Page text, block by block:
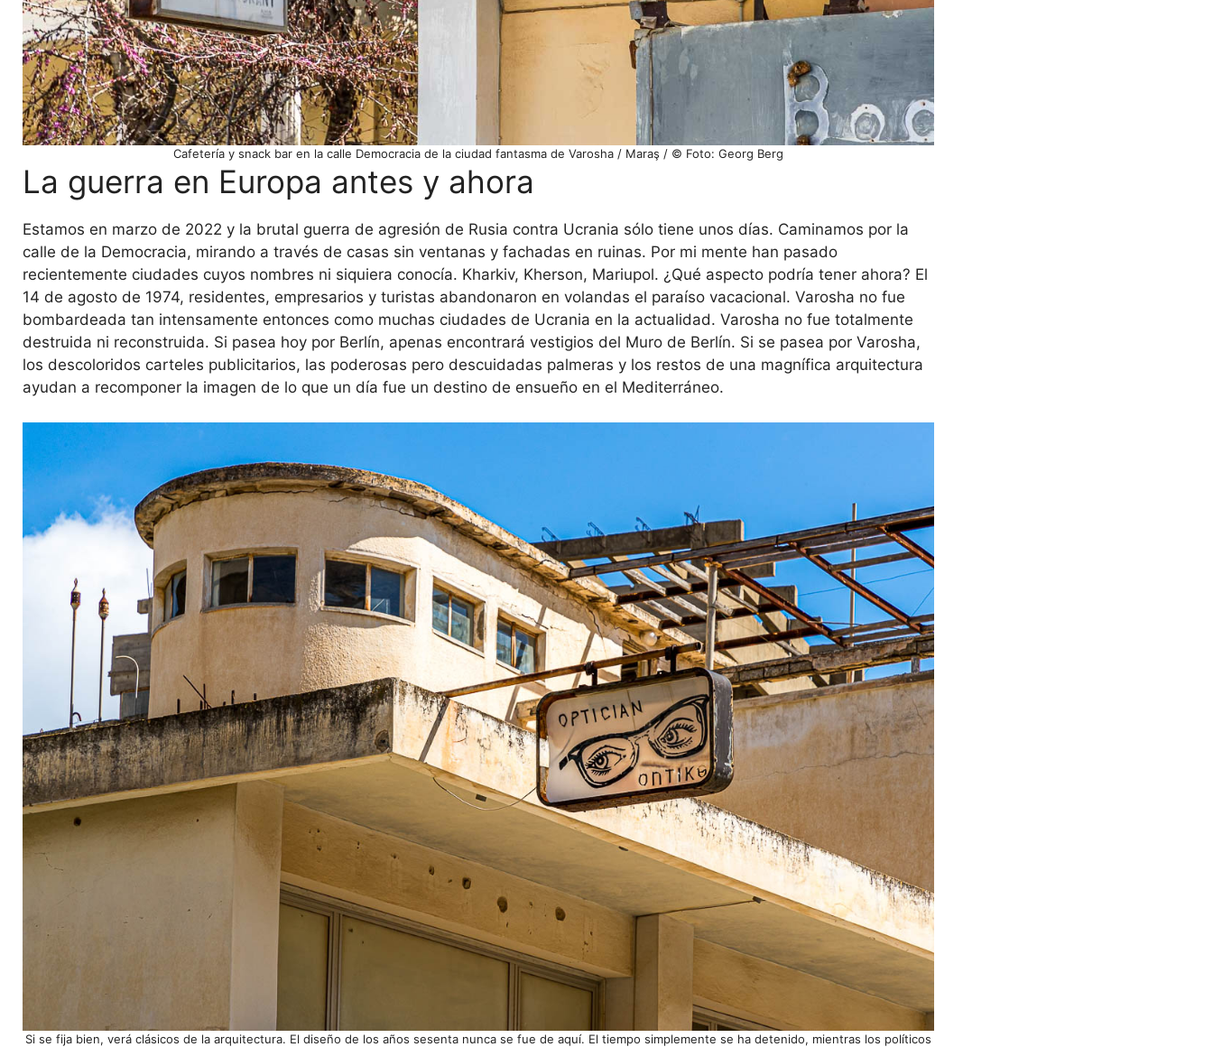
Cafetería y snack bar en la calle Democracia de la ciudad fantasma de Varosha / Maraş / © Foto: Georg Berg
La guerra en Europa antes y ahora
Estamos en marzo de 2022 y la brutal guerra de agresión de Rusia contra Ucrania sólo tiene unos días. Caminamos por la
calle de la Democracia, mirando a través de casas sin ventanas y fachadas en ruinas. Por mi mente han pasado
recientemente ciudades cuyos nombres ni siquiera conocía. Kharkiv, Kherson, Mariupol. ¿Qué aspecto podría tener ahora? El
14 de agosto de 1974, residentes, empresarios y turistas abandonaron en volandas el paraíso vacacional. Varosha no fue
bombardeada tan intensamente entonces como muchas ciudades de Ucrania en la actualidad. Varosha no fue totalmente
destruida ni reconstruida. Si pasea hoy por Berlín, apenas encontrará vestigios del Muro de Berlín. Si se pasea por Varosha,
los descoloridos carteles publicitarios, las poderosas pero descuidadas palmeras y los restos de una magnífica arquitectura
ayudan a recomponer la imagen de lo que un día fue un destino de ensueño en el Mediterráneo.
Si se fija bien, verá clásicos de la arquitectura. El diseño de los años sesenta nunca se fue de aquí. El tiempo simplemente se ha detenido, mientras los políticos